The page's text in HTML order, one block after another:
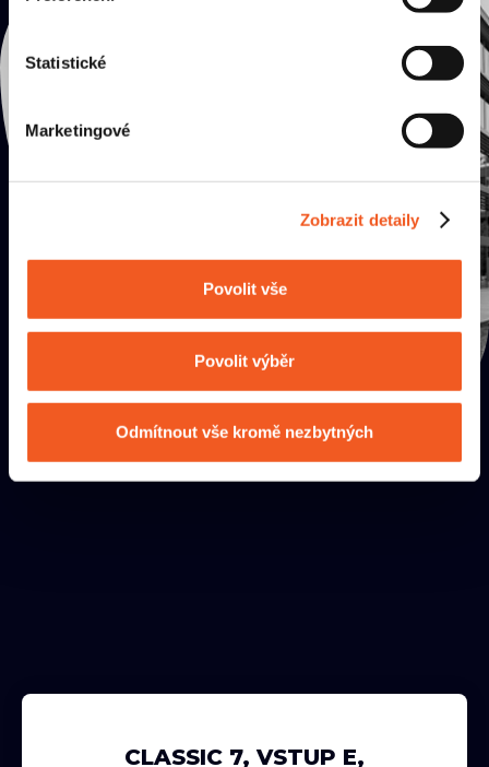
Statistické
Marketingové
Zobrazit detaily
Povolit vše
Povolit výběr
Odmítnout vše kromě nezbytných
CLASSIC 7, VSTUP E,